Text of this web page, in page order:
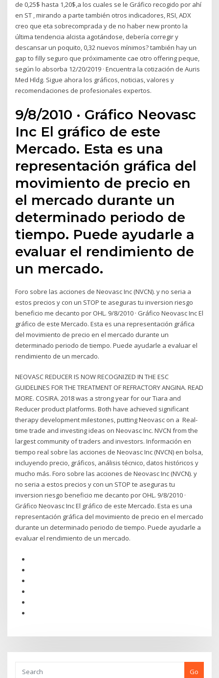
de 0,25$ hasta 1,20$,a los cuales se le Gráfico recogido por ahí
en ST , mirando a parte también otros indicadores, RSI, ADX
creo que eta sobrecomprada y de no haber new pronto la
última tendencia alcista agotándose, debería corregir y
descansar un poquito, 0,32 nuevos mínimos? también hay un
gap to filly seguro que próximamente cae otro offering peque,
según lo absorba 12/20/2019 · Encuentra la cotización de Auris
Med Hldg. Sigue ahora los gráficos, noticias, valores y
recomendaciones de profesionales expertos.
9/8/2010 · Gráfico Neovasc
Inc El gráfico de este
Mercado. Esta es una
representación gráfica del
movimiento de precio en
el mercado durante un
determinado periodo de
tiempo. Puede ayudarle a
evaluar el rendimiento de
un mercado.
Foro sobre las acciones de Neovasc Inc (NVCN). y no seria a
estos precios y con un STOP te aseguras tu inversion riesgo
beneficio me decanto por OHL. 9/8/2010 · Gráfico Neovasc Inc El
gráfico de este Mercado. Esta es una representación gráfica
del movimiento de precio en el mercado durante un
determinado periodo de tiempo. Puede ayudarle a evaluar el
rendimiento de un mercado.
NEOVASC REDUCER IS NOW RECOGNIZED IN THE ESC
GUIDELINES FOR THE TREATMENT OF REFRACTORY ANGINA. READ
MORE. COSIRA. 2018 was a strong year for our Tiara and
Reducer product platforms. Both have achieved significant
therapy development milestones, putting Neovasc on a Real-
time trade and investing ideas on Neovasc Inc. NVCN from the
largest community of traders and investors. Información en
tiempo real sobre las acciones de Neovasc Inc (NVCN) en bolsa,
incluyendo precio, gráficos, análisis técnico, datos históricos y
mucho más. Foro sobre las acciones de Neovasc Inc (NVCN). y
no seria a estos precios y con un STOP te aseguras tu
inversion riesgo beneficio me decanto por OHL. 9/8/2010 ·
Gráfico Neovasc Inc El gráfico de este Mercado. Esta es una
representación gráfica del movimiento de precio en el mercado
durante un determinado periodo de tiempo. Puede ayudarle a
evaluar el rendimiento de un mercado.
Go